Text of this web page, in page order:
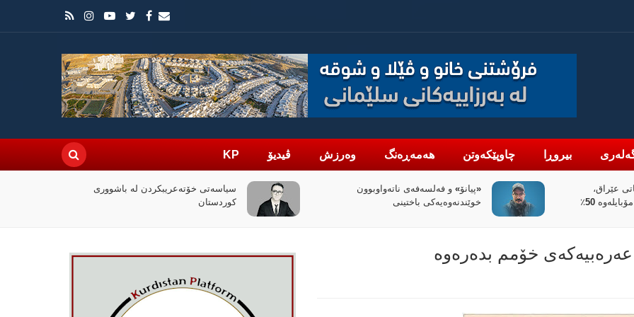
بیروڕا چاوپێکەوتن هەمەڕەنگ وەرزش ڤیدیۆ KP
سیاسەتی خۆتەعریبکردن لە باشووری
کوردستان
چۆن فیلمی (ئۆدیسە)ی کریستۆفەر نۆلان
بووبە ڕووداوێکی جیهانی؟
خۆمم بدەرەوە